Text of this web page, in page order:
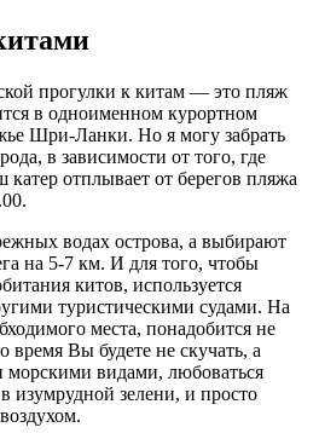
прогулки к китам — это пляж
в одноименном курортном
Шри-Ланки. Но я могу забрать
в зависимости от того, где
отплывает от берегов пляжа
водах острова, а выбирают
на 5-7 км. И для того, чтобы
китов, используется
туристическими судами. На
места, понадобится не
время Вы будете не скучать, а
морскими видами, любоваться
изумрудной зелени, и просто